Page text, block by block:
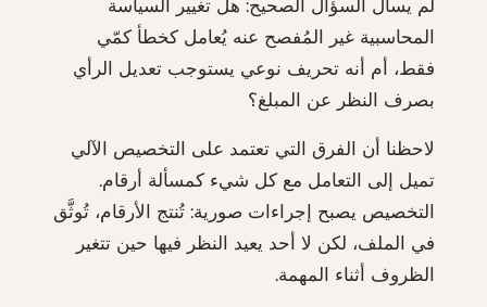
لم يسأل السؤال الصحيح: هل تغيير السياسة
المحاسبية غير المُفصح عنه يُعامل كخطأ كمّي
فقط، أم أنه تحريف نوعي يستوجب تعديل الرأي
بصرف النظر عن المبلغ؟
لاحظنا أن الفرق التي تعتمد على التخصيص الآلي
تميل إلى التعامل مع كل شيء كمسألة أرقام.
التخصيص يصبح إجراءات صورية: تُنتج الأرقام، تُوثَّق
في الملف، لكن لا أحد يعيد النظر فيها حين تتغير
الظروف أثناء المهمة.